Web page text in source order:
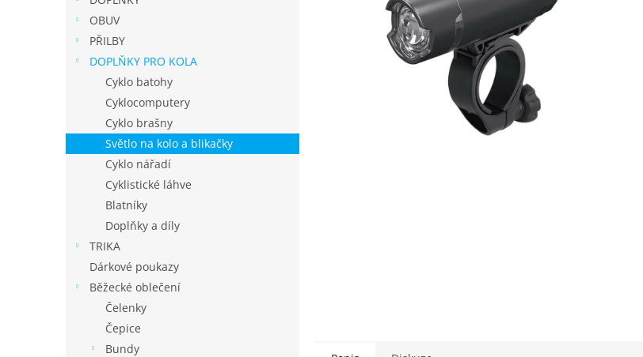
OBUV
PŘILBY
DOPLŇKY PRO KOLA
Cyklo batohy
Cyklocomputery
Cyklo brašny
Světlo na kolo a blikačky
Cyklo nářadí
Cyklistické láhve
Blatníky
Doplňky a díly
TRIKA
Dárkové poukazy
Běžecké oblečení
Čelenky
Čepice
Bundy